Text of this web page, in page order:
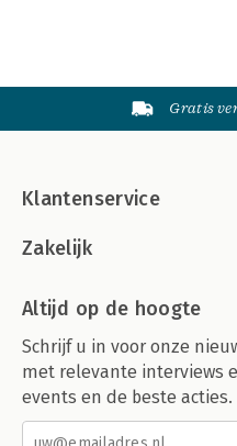
Gratis
Klantenservice
Zakelijk
Altijd op de hoogte
Schrijf u in voor onze
met relevante interviews
events en de beste acties.